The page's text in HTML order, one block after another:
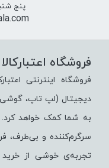
پنج
فروشگاه اعتبارکالا
فروشگاه اینترنتی
دیجیتال (لپ تاپ،
به شما کمک خواهد کرد.
سرگرم‌کننده و بی‌طرف،
تجربه‌ی خوشی از خرید